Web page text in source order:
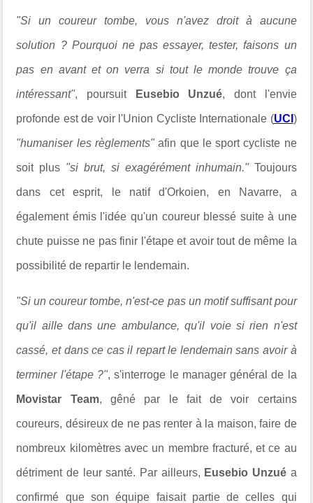
"Si un coureur tombe, vous n'avez droit à aucune
solution ? Pourquoi ne pas essayer, tester, faisons un
pas en avant et on verra si tout le monde trouve ça
intéressant", poursuit Eusebio Unzué, dont l'envie
profonde est de voir l'Union Cycliste Internationale (UCI )
"humaniser les règlements" afin que le sport cycliste ne
soit plus "si brut, si exagérément inhumain."Toujours
dans cet esprit, le natif d'Orkoien, en Navarre, a
également émis l'idée qu'un coureur blessé suite à une
chute puisse ne pas finir l'étape et avoir tout de même la
possibilité de repartir le lendemain.
"Si un coureur tombe, n'est-ce pas un motif suffisant pour
qu'il aille dans une ambulance, qu'il voie si rien n'est
cassé, et dans ce cas il repart le lendemain sans avoir à
terminer l'étape ?", s'interroge le manager général de la
Movistar Team, gêné par le fait de voir certains
coureurs, désireux de ne pas renter à la maison, faire de
nombreux kilomètres avec un membre fracturé, et ce au
détriment de leur santé. Par ailleurs, Eusebio Unzuéa
confirmé que son équipe faisait partie de celles qui